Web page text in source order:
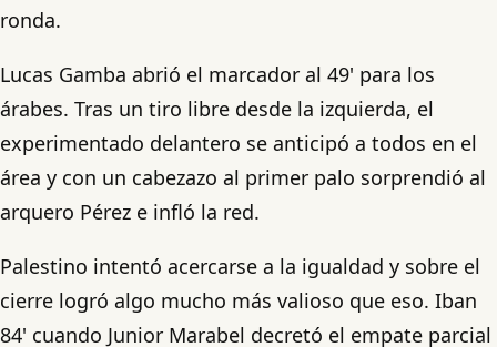
ronda.
Lucas Gamba abrió el marcador al 49' para los
árabes. Tras un tiro libre desde la izquierda, el
experimentado delantero se anticipó a todos en el
área y con un cabezazo al primer palo sorprendió al
arquero Pérez e infló la red.
Palestino intentó acercarse a la igualdad y sobre el
cierre logró algo mucho más valioso que eso. Iban
84' cuando Junior Marabel decretó el empate parcial